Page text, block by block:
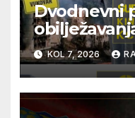
Dvodnevni
pogibije
Kraljevića i
pripadnika
KOL 7, 2026